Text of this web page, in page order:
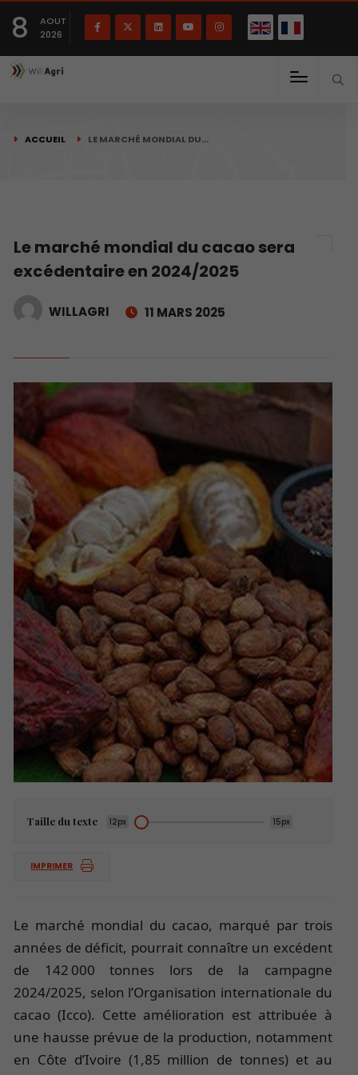
8
AOUT
2026
ACCUEIL LE MARCHÉ MONDIAL DU…
Le marché mondial du cacao sera
excédentaire en 2024/2025
WILLAGRI 11 MARS 2025
Taille du texte 12px 15px
IMPRIMER
Le marché mondial du cacao, marqué par trois
années de déficit, pourrait connaître un excédent
de 142 000 tonnes lors de la campagne
2024/2025, selon l’Organisation internationale du
cacao (Icco). Cette amélioration est attribuée à
une hausse prévue de la production, notamment
en Côte d’Ivoire (1,85 million de tonnes) et au
Français English(English)